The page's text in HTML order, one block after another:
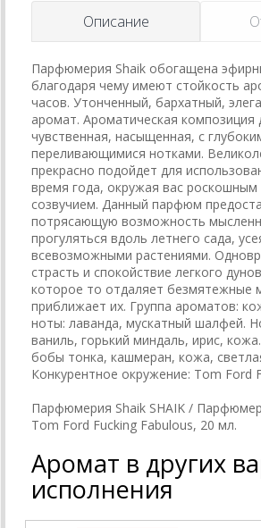
Описание
Парфюмерия Shaik обогащена
благодаря чему имеют стойкость
часов. Утонченный, бархатный,
аромат. Ароматическая композиция
чувственная, насыщенная, с
переливающимися нотками.
прекрасно подойдет для
время года, окружая вас
созвучием. Данный парфюм
потрясающую возможность
прогуляться вдоль летнего сада,
всевозможными растениями.
страсть и спокойствие легкого
которое то отдаляет безмятежные
приближает их. Группа ароматов:
ноты: лаванда, мускатный шалфей.
ваниль, горький миндаль, ирис,
бобы тонка, кашмеран, кожа,
Конкурентное окружение: Tom Ford
Парфюмерия Shaik SHAIK /
Tom Ford Fucking Fabulous, 20 мл.
Аромат в других
исполнения